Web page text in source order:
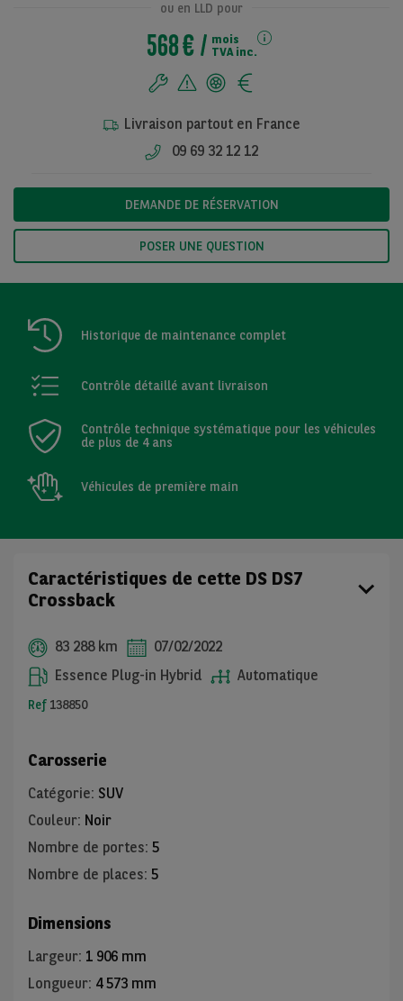
ou en LLD pour
568 €
mois
TVA inc.
Livraison partout en France
09 69 32 12 12
DEMANDE DE RÉSERVATION
POSER UNE QUESTION
Historique de maintenance complet
Contrôle détaillé avant livraison
Contrôle technique systématique pour les véhicules
de plus de 4 ans
Véhicules de première main
Caractéristiques de cette DS DS7
Crossback
83 288 km
07/02/2022
Essence Plug-in Hybrid
Automatique
Ref 138850
Carosserie
Catégorie: SUV
Couleur: Noir
Nombre de portes: 5
Nombre de places: 5
Dimensions
Largeur: 1 906 mm
Longueur: 4 573 mm